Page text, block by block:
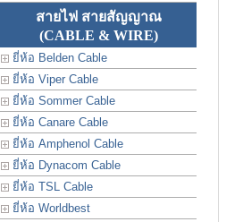
สายไฟ สายสัญญาณ
(CABLE & WIRE)
ยี่ห้อ Belden Cable
ยี่ห้อ Viper Cable
ยี่ห้อ Sommer Cable
ยี่ห้อ Canare Cable
ยี่ห้อ Amphenol Cable
ยี่ห้อ Dynacom Cable
ยี่ห้อ TSL Cable
ยี่ห้อ Worldbest